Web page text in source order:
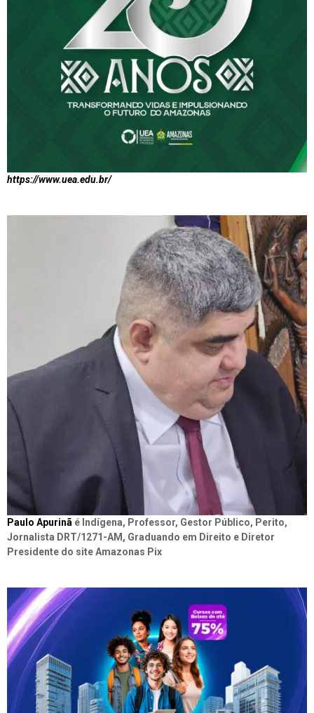
https://www.uea.edu.br/
Paulo Apurinã é Indígena, Professor, Gestor Público, Perito,
Jornalista DRT/1271-AM, Graduando em Direito e Diretor
Presidente do site Amazonas Pix